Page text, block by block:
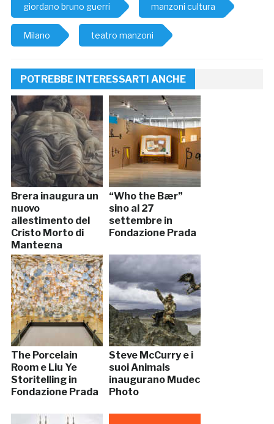
giordano bruno guerri manzoni cultura
Milano teatro manzoni
POTREBBE INTERESSARTI ANCHE
Brera inaugura un
nuovo
allestimento del
Cristo Morto di
Mantegna
“Who the Bær”
sino al 27
settembre in
Fondazione Prada
The Porcelain
Room e Liu Ye
Storitelling in
Fondazione Prada
Steve McCurry e i
suoi Animals
inaugurano Mudec
Photo